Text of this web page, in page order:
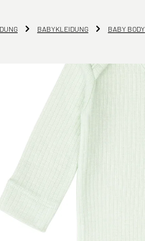
BABYKLEIDUNG BABY BODY
überspringen